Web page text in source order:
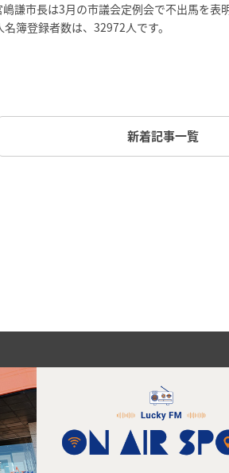
謙市長は3月の市議会定例会で不出馬を
簿登録者数は、32972人です。
新着記事一覧